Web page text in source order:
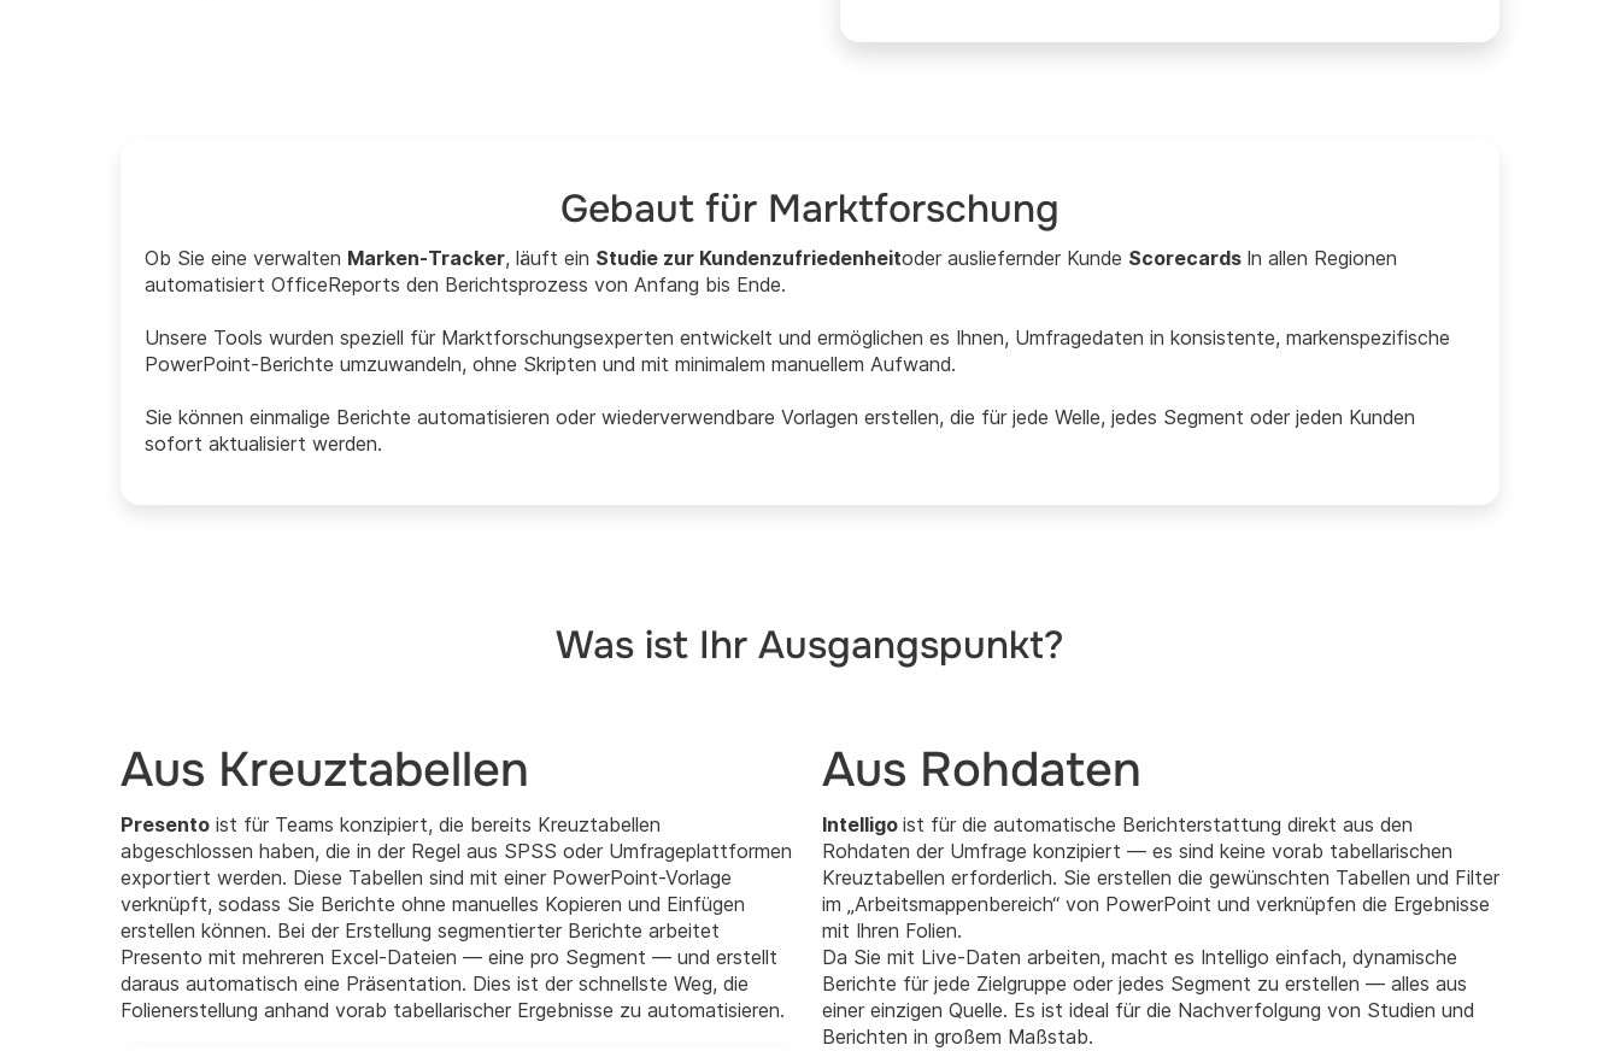
Gebaut für Marktforschung
Ob Sie eine verwalten Marken-Tracker, läuft ein Studie zur Kundenzufriedenheitoder ausliefernder Kunde Scorecards In allen Regionen
automatisiert OfficeReports den Berichtsprozess von Anfang bis Ende.
Unsere Tools wurden speziell für Marktforschungsexperten entwickelt und ermöglichen es Ihnen, Umfragedaten in konsistente, markenspezifische
PowerPoint-Berichte umzuwandeln, ohne Skripten und mit minimalem manuellem Aufwand.
Sie können einmalige Berichte automatisieren oder wiederverwendbare Vorlagen erstellen, die für jede Welle, jedes Segment oder jeden Kunden
sofort aktualisiert werden.
Was ist Ihr Ausgangspunkt?
Aus Kreuztabellen
Presento ist für Teams konzipiert, die bereits Kreuztabellen
abgeschlossen haben, die in der Regel aus SPSS oder Umfrageplattformen
exportiert werden. Diese Tabellen sind mit einer PowerPoint-Vorlage
verknüpft, sodass Sie Berichte ohne manuelles Kopieren und Einfügen
erstellen können. Bei der Erstellung segmentierter Berichte arbeitet
Presento mit mehreren Excel-Dateien — eine pro Segment — und erstellt
daraus automatisch eine Präsentation. Dies ist der schnellste Weg, die
Folienerstellung anhand vorab tabellarischer Ergebnisse zu automatisieren.
Aus Rohdaten
Intelligo ist für die automatische Berichterstattung direkt aus den
Rohdaten der Umfrage konzipiert — es sind keine vorab tabellarischen
Kreuztabellen erforderlich. Sie erstellen die gewünschten Tabellen und Filter
im „Arbeitsmappenbereich“ von PowerPoint und verknüpfen die Ergebnisse
mit Ihren Folien.
Da Sie mit Live-Daten arbeiten, macht es Intelligo einfach, dynamische
Berichte für jede Zielgruppe oder jedes Segment zu erstellen — alles aus
einer einzigen Quelle. Es ist ideal für die Nachverfolgung von Studien und
Berichten in großem Maßstab.